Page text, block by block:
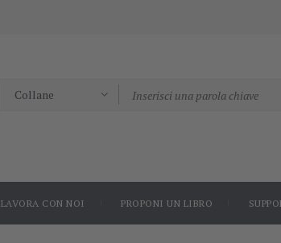
LAVORA CON NOI PROPONI UN LIBRO